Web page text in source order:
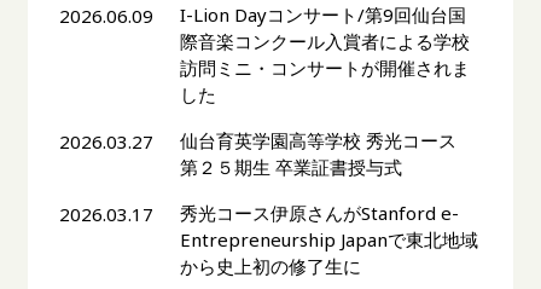
2026.06.09
I-Lion Dayコンサート/第9回仙台国
際音楽コンクール入賞者による学校
訪問ミニ・コンサートが開催されま
した
2026.03.27
仙台育英学園高等学校 秀光コース
第２５期生 卒業証書授与式
2026.03.17
秀光コース伊原さんがStanford e-
Entrepreneurship Japanで東北地域
から史上初の修了生に